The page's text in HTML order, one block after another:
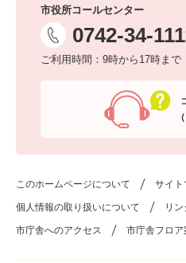
市役所コールセンター
0742-34-
ご利用時間：9時から17時まで
このホームページについて サイト
個人情報の取り扱いについて リ
市庁舎へのアクセス 市庁舎フロア